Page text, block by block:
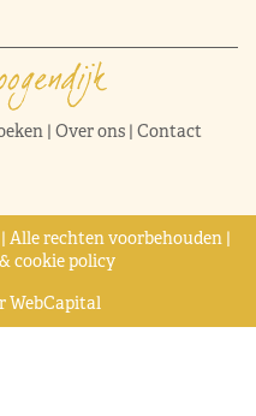
| Over ons| Contact
rechten voorbehouden |
cookie policy
WebCapital